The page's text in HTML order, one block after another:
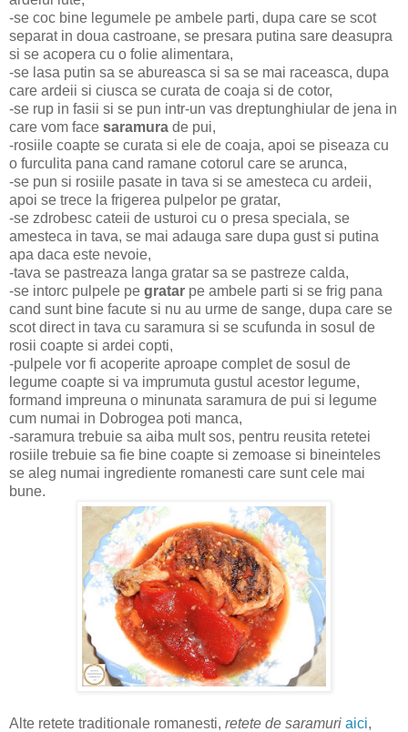
-se coc bine legumele pe ambele parti, dupa care se scot
separat in doua castroane, se presara putina sare deasupra
si se acopera cu o folie alimentara,
-se lasa putin sa se abureasca si sa se mai raceasca, dupa
care ardeii si ciusca se curata de coaja si de cotor,
-se rup in fasii si se pun intr-un vas dreptunghiular de jena in
care vom face saramura de pui,
-rosiile coapte se curata si ele de coaja, apoi se piseaza cu
o furculita pana cand ramane cotorul care se arunca,
-se pun si rosiile pasate in tava si se amesteca cu ardeii,
apoi se trece la frigerea pulpelor pe gratar,
-se zdrobesc cateii de usturoi cu o presa speciala, se
amesteca in tava, se mai adauga sare dupa gust si putina
apa daca este nevoie,
-tava se pastreaza langa gratar sa se pastreze calda,
-se intorc pulpele pe gratar pe ambele parti si se frig pana
cand sunt bine facute si nu au urme de sange, dupa care se
scot direct in tava cu saramura si se scufunda in sosul de
rosii coapte si ardei copti,
-pulpele vor fi acoperite aproape complet de sosul de
legume coapte si va imprumuta gustul acestor legume,
formand impreuna o minunata saramura de pui si legume
cum numai in Dobrogea poti manca,
-saramura trebuie sa aiba mult sos, pentru reusita retetei
rosiile trebuie sa fie bine coapte si zemoase si bineinteles
se aleg numai ingrediente romanesti care sunt cele mai
bune.
Alte retete traditionale romanesti, retete de saramuri aici,